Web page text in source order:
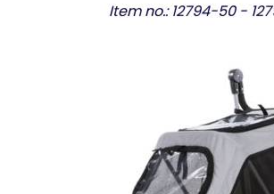
Item no.: 12794-50 -